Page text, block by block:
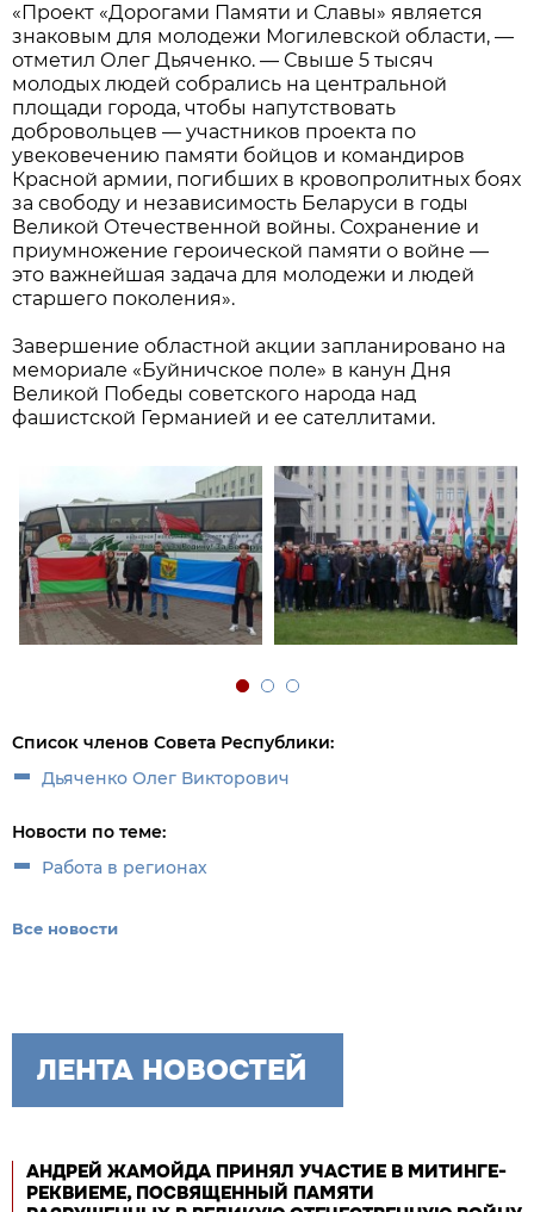
«Проект «Дорогами Памяти и Славы» является
знаковым для молодежи Могилевской области, —
отметил Олег Дьяченко. — Свыше 5 тысяч
молодых людей собрались на центральной
площади города, чтобы напутствовать
добровольцев — участников проекта по
увековечению памяти бойцов и командиров
Красной армии, погибших в кровопролитных боях
за свободу и независимость Беларуси в годы
Великой Отечественной войны. Сохранение и
приумножение героической памяти о войне —
это важнейшая задача для молодежи и людей
старшего поколения».
Завершение областной акции запланировано на
мемориале «Буйничское поле» в канун Дня
Великой Победы советского народа над
фашистской Германией и ее сателлитами.
Список членов Совета Республики:
Дьяченко Олег Викторович
Новости по теме:
Работа в регионах
Все новости
ЛЕНТА НОВОСТЕЙ
АНДРЕЙ ЖАМОЙДА ПРИНЯЛ УЧАСТИЕ В МИТИНГЕ-
РЕКВИЕМЕ, ПОСВЯЩЕННЫЙ ПАМЯТИ